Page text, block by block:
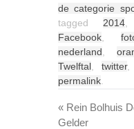
de categorie
tagged 2014
Facebook
nederland
Twelftal
twitter,
permalink
« Rein Bolhuis
Gelder